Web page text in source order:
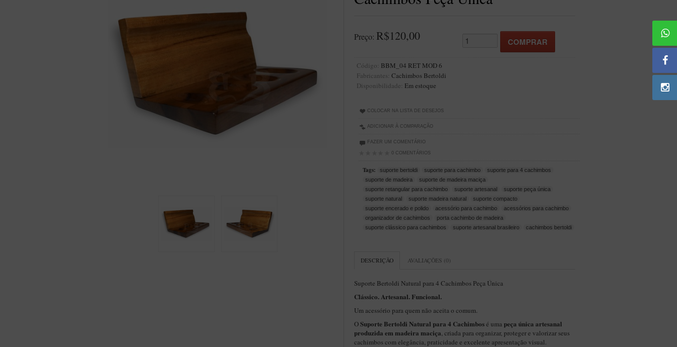
Preço: R$120,00
Código: BBM_04 RET MOD 6
Fabricantes: Cachimbos Bertoldi
Disponibilidade: Em estoque
COLOCAR NA LISTA DE DESEJOS
ADICIONAR À COMPARAÇÃO
FAZER UM COMENTÁRIO
0 COMENTÁRIOS
Tags: suporte bertoldi suporte para cachimbo
suporte para 4 cachimbos
suporte de madeira
suporte de madeira maciça
suporte retangular para cachimbo
suporte artesanal
suporte peça única
suporte natural
suporte madeira natural
suporte compacto
suporte encerado e polido
acessório para cachimbo
acessórios para cachimbo
organizador de cachimbos
porta cachimbo de madeira
suporte clássico para cachimbos
suporte artesanal brasileiro cachimbos bertoldi
DESCRIÇÃO AVALIAÇÕES (0)
Suporte Bertoldi Natural para 4 Cachimbos Peça Única
Clássico. Artesanal. Funcional.
Um acessório para quem não aceita o comum.
OSuporte Bertoldi Natural para 4 Cachimbosé uma peça única artesanal
produzida em madeira maciça, criada para organizar, proteger e valorizar seus
cachimbos com elegância, praticidade e excelente apresentação visual.